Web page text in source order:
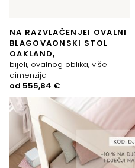
NA RAZVLAČENJEI OVALNI
BLAGOVAONSKI STOL
OAKLAND,
bijeli, ovalnog oblika, više
dimenzija
od 555,84 €